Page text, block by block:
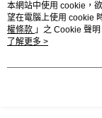
熱門標籤
本網站中使用 cookie，
望在電腦上使用 cookie
權條款 」之 Cookie 聲
用條款之 Cookie 聲明使
了解更多 >